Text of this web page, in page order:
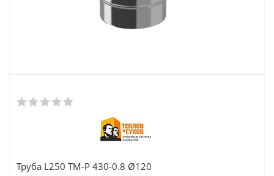
Труба L250 ТМ-Р 430-0.8 Ø120